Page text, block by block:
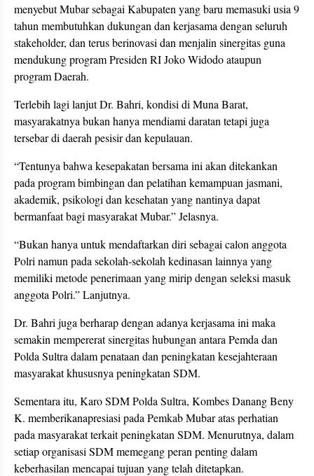
menyebut Mubar sebagai Kabupaten yang baru memasuki usia 9
tahun membutuhkan dukungan dan kerjasama dengan seluruh
stakeholder, dan terus berinovasi dan menjalin sinergitas guna
mendukung program Presiden RI Joko Widodo ataupun
program Daerah.
Terlebih lagi lanjut Dr. Bahri, kondisi di Muna Barat,
masyarakatnya bukan hanya mendiami daratan tetapi juga
tersebar di daerah pesisir dan kepulauan.
“Tentunya bahwa kesepakatan bersama ini akan ditekankan
pada program bimbingan dan pelatihan kemampuan jasmani,
akademik, psikologi dan kesehatan yang nantinya dapat
bermanfaat bagi masyarakat Mubar.” Jelasnya.
“Bukan hanya untuk mendaftarkan diri sebagai calon anggota
Polri namun pada sekolah-sekolah kedinasan lainnya yang
memiliki metode penerimaan yang mirip dengan seleksi masuk
anggota Polri.” Lanjutnya.
Dr. Bahri juga berharap dengan adanya kerjasama ini maka
semakin mempererat sinergitas hubungan antara Pemda dan
Polda Sultra dalam penataan dan peningkatan kesejahteraan
masyarakat khususnya peningkatan SDM.
Sementara itu, Karo SDM Polda Sultra, Kombes Danang Beny
K. memberikanapresiasi pada Pemkab Mubar atas perhatian
pada masyarakat terkait peningkatan SDM. Menurutnya, dalam
setiap organisasi SDM memegang peran penting dalam
keberhasilan mencapai tujuan yang telah ditetapkan.